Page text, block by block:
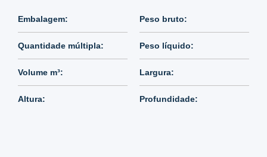
Embalagem:
Quantidade múltipla:
Volume m³:
Altura:
Peso bruto:
Peso líquido:
Largura:
Profundidade: